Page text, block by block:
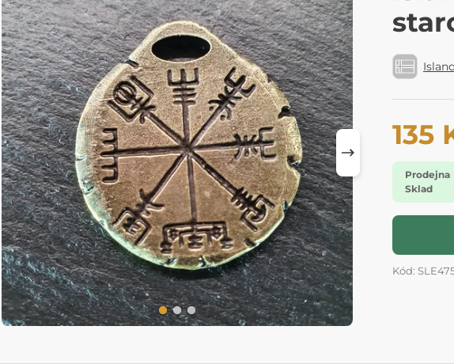
Island
135
Prodejna
Sklad
Kód: